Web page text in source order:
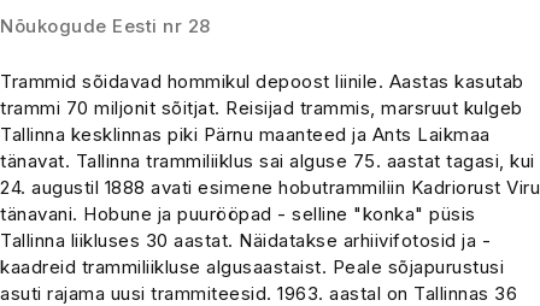
Nõukogude Eesti nr 28
Trammid sõidavad hommikul depoost liinile. Aastas kasutab
trammi 70 miljonit sõitjat. Reisijad trammis, marsruut kulgeb
Tallinna kesklinnas piki Pärnu maanteed ja Ants Laikmaa
tänavat. Tallinna trammiliiklus sai alguse 75. aastat tagasi, kui
24. augustil 1888 avati esimene hobutrammiliin Kadriorust Viru
tänavani. Hobune ja puurööpad - selline "konka" püsis
Tallinna liikluses 30 aastat. Näidatakse arhiivifotosid ja -
kaadreid trammiliikluse algusaastaist. Peale sõjapurustusi
asuti rajama uusi trammiteesid. 1963. aastal on Tallinnas 36